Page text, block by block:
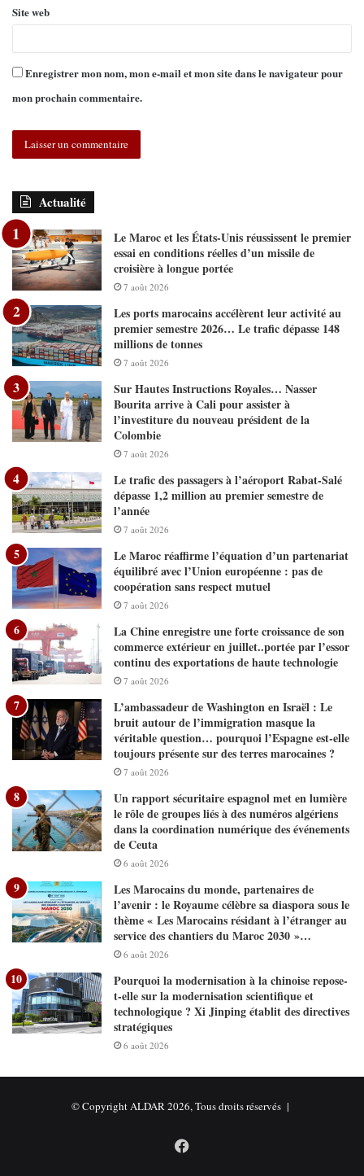
Site web
Enregistrer mon nom, mon e-mail et mon site dans le navigateur pour
mon prochain commentaire.
Actualité
Le Maroc et les États-Unis réussissent le premier
essai en conditions réelles d’un missile de
croisière à longue portée
7 août 2026
Les ports marocains accélèrent leur activité au
premier semestre 2026… Le trafic dépasse 148
millions de tonnes
7 août 2026
Sur Hautes Instructions Royales… Nasser
Bourita arrive à Cali pour assister à
l’investiture du nouveau président de la
Colombie
7 août 2026
Le trafic des passagers à l’aéroport Rabat-Salé
dépasse 1,2 million au premier semestre de
l’année
7 août 2026
Le Maroc réaffirme l’équation d’un partenariat
équilibré avec l’Union européenne : pas de
coopération sans respect mutuel
7 août 2026
La Chine enregistre une forte croissance de son
commerce extérieur en juillet..portée par l’essor
continu des exportations de haute technologie
7 août 2026
L’ambassadeur de Washington en Israël : Le
bruit autour de l’immigration masque la
véritable question… pourquoi l’Espagne est-elle
toujours présente sur des terres marocaines ?
7 août 2026
Un rapport sécuritaire espagnol met en lumière
le rôle de groupes liés à des numéros algériens
dans la coordination numérique des événements
de Ceuta
6 août 2026
Les Marocains du monde, partenaires de
l’avenir : le Royaume célèbre sa diaspora sous le
thème « Les Marocains résidant à l’étranger au
service des chantiers du Maroc 2030 »…
6 août 2026
Pourquoi la modernisation à la chinoise repose-
t-elle sur la modernisation scientifique et
technologique ? Xi Jinping établit des directives
stratégiques
6 août 2026
© Copyright ALDAR 2026, Tous droits réservés |